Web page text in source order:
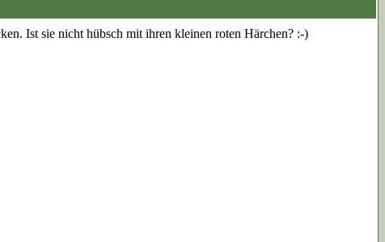
Ist sie nicht hübsch mit ihren kleinen roten Härchen? :-)